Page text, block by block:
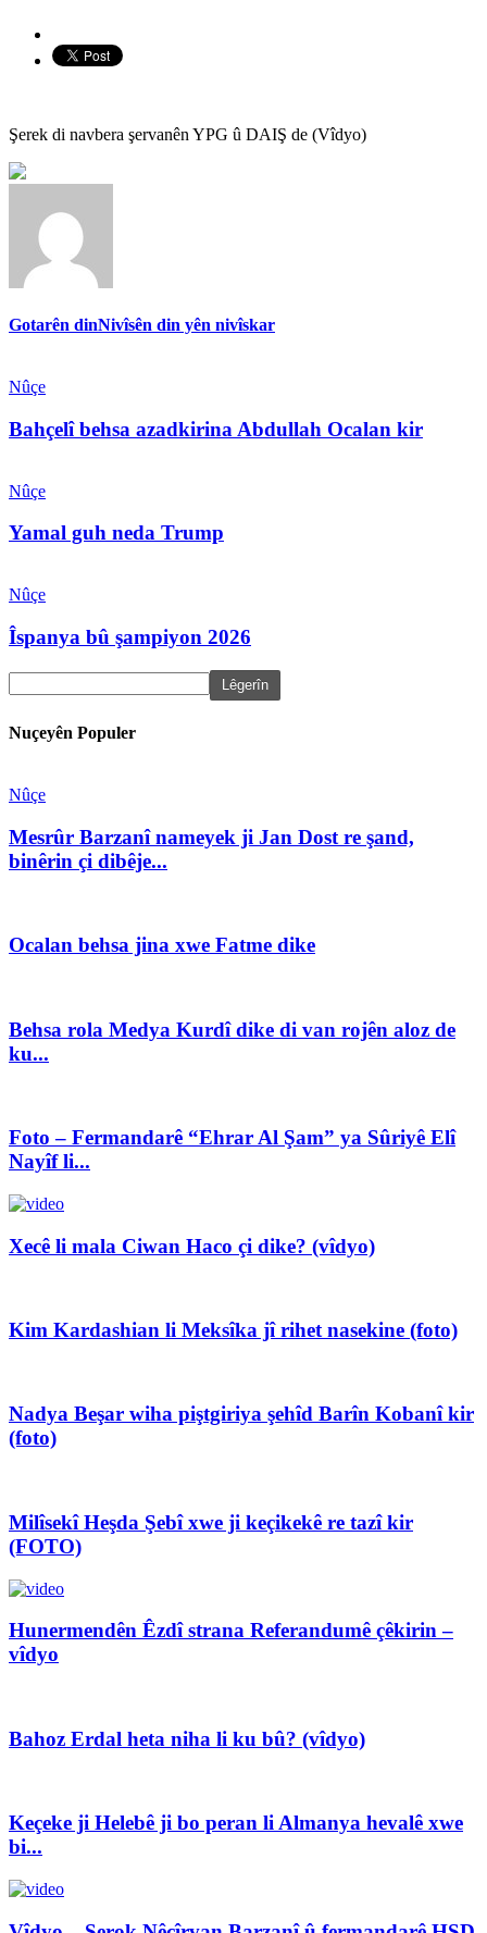
Şerek di navbera şervanên YPG û DAIŞ de (Vîdyo)
Gotarên dinNivîsên din yên nivîskar
Nûçe
Bahçelî behsa azadkirina Abdullah Ocalan kir
Nûçe
Yamal guh neda Trump
Nûçe
Îspanya bû şampiyon 2026
Nuçeyên Populer
Nûçe
Mesrûr Barzanî nameyek ji Jan Dost re şand,
binêrin çi dibêje...
Ocalan behsa jina xwe Fatme dike
Behsa rola Medya Kurdî dike di van rojên aloz de
ku...
Foto – Fermandarê “Ehrar Al Şam” ya Sûriyê Elî
Nayîf li...
Xecê li mala Ciwan Haco çi dike? (vîdyo)
Kim Kardashian li Meksîka jî rihet nasekine (foto)
Nadya Beşar wiha piştgiriya şehîd Barîn Kobanî kir
(foto)
Milîsekî Heşda Şebî xwe ji keçikekê re tazî kir
(FOTO)
Hunermendên Êzdî strana Referandumê çêkirin –
vîdyo
Bahoz Erdal heta niha li ku bû? (vîdyo)
Keçeke ji Helebê ji bo peran li Almanya hevalê xwe
bi...